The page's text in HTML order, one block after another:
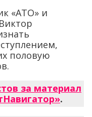
«АТО» и
половую
за материал
.